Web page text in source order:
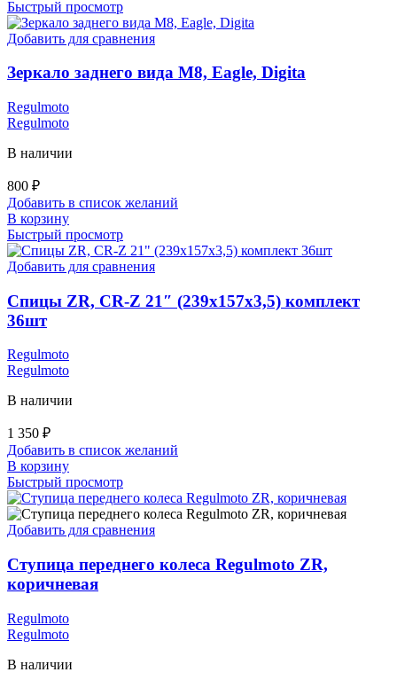
Быстрый просмотр
Добавить для сравнения
Зеркало заднего вида M8, Eagle, Digita
Regulmoto
Regulmoto
В наличии
800 ₽
Добавить в список желаний
В корзину
Быстрый просмотр
Добавить для сравнения
Спицы ZR, CR-Z 21″ (239х157х3,5) комплект
36шт
Regulmoto
Regulmoto
В наличии
1 350 ₽
Добавить в список желаний
В корзину
Быстрый просмотр
Добавить для сравнения
Ступица переднего колеса Regulmoto ZR,
коричневая
Regulmoto
Regulmoto
В наличии